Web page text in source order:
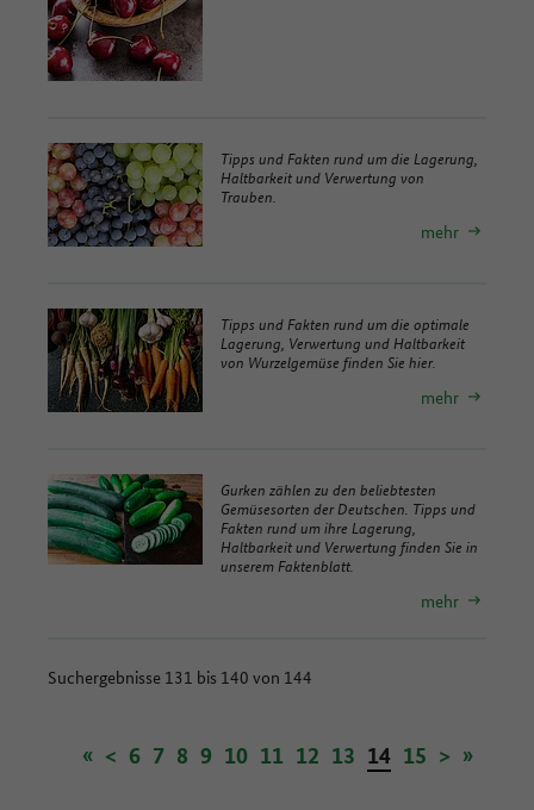
Tipps und Fakten rund um die Lagerung,
Haltbarkeit und Verwertung von
Trauben.
mehr
Tipps und Fakten rund um die optimale
Lagerung, Verwertung und Haltbarkeit
von Wurzelgemüse finden Sie hier.
mehr
Gurken zählen zu den beliebtesten
Gemüsesorten der Deutschen. Tipps und
Fakten rund um ihre Lagerung,
Haltbarkeit und Verwertung finden Sie in
unserem Faktenblatt.
mehr
Suchergebnisse 131 bis 140 von 144
« < 6 7 8 9 10 11 12 13 14 15 > »